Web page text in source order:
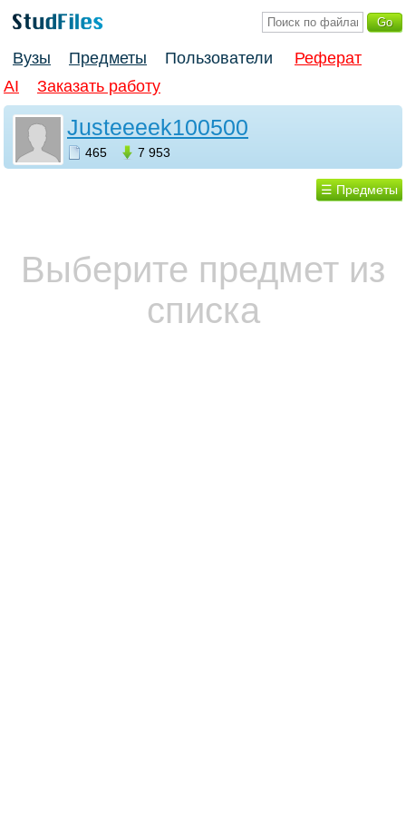
Вузы Предметы Пользователи
Реферат
AI
Заказать работу
Justeeeek100500
465 7 953
☰ Предметы
Выберите предмет из
списка